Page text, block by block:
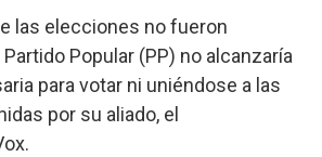
las elecciones no fueron
Popular (PP) no alcanzaría
para votar ni uniéndose a las
por su aliado, el